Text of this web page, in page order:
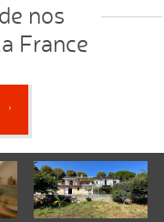
nos
France
›